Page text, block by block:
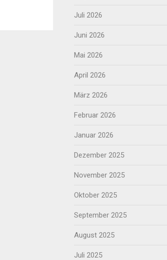
Juli 2026
Juni 2026
Mai 2026
April 2026
März 2026
Februar 2026
Januar 2026
Dezember 2025
November 2025
Oktober 2025
September 2025
August 2025
Juli 2025